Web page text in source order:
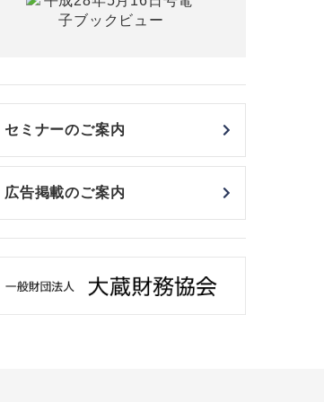
セミナーのご案内
広告掲載のご案内